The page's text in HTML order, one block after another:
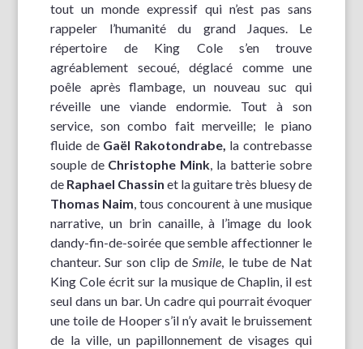
tout un monde expressif qui n’est pas sans
rappeler l’humanité du grand Jaques. Le
répertoire de King Cole s’en trouve
agréablement secoué, déglacé comme une
poêle après flambage, un nouveau suc qui
réveille une viande endormie. Tout à son
service, son combo fait merveille; le piano
fluide de Gaël Rakotondrabe, la contrebasse
souple de Christophe Mink, la batterie sobre
de Raphael Chassin et la guitare très bluesy de
Thomas Naim, tous concourent à une musique
narrative, un brin canaille, à l’image du look
dandy-fin-de-soirée que semble affectionner le
chanteur. Sur son clip deSmile, le tube de Nat
King Cole écrit sur la musique de Chaplin, il est
seul dans un bar. Un cadre qui pourrait évoquer
une toile de Hooper s’il n’y avait le bruissement
de la ville, un papillonnement de visages qui